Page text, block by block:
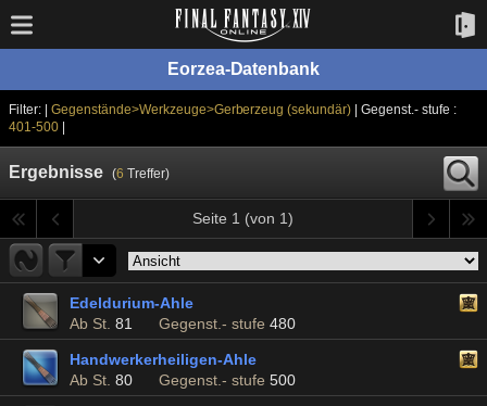
Eorzea-Datenbank
Filter: | Gegenstände>Werkzeuge>Gerberzeug (sekundär)
| Gegenst.- stufe :
401-500|
Ergebnisse (6 Treffer)
Seite 1 (von 1)
Edeldurium-Ahle
Ab St. 81 Gegenst.- stufe 480
Handwerkerheiligen-Ahle
Ab St. 80 Gegenst.- stufe 500